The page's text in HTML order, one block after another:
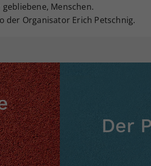
Menschen.
der Organisator Erich Petschnig.
Der